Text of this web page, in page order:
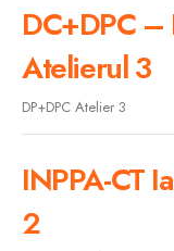
DC+DPC –
Atelierul 3
DP+DPC Atelier 3
INPPA-CT
2